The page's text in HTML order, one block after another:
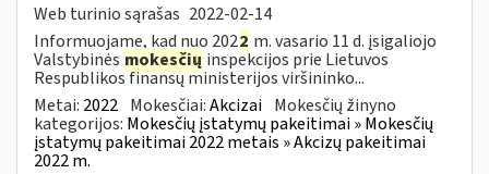
Web turinio sąrašas 2022-02-14
Informuojame, kad nuo 2022 m. vasario 11 d. įsigaliojo
Valstybinės mokesčių inspekcijos prie Lietuvos
Respublikos finansų ministerijos viršininko...
Metai: 2022 Mokesčiai:Akcizai Mokesčių žinyno
kategorijos: Mokesčių įstatymų pakeitimai » Mokesčių
įstatymų pakeitimai 2022 metais » Akcizų pakeitimai
2022 m.